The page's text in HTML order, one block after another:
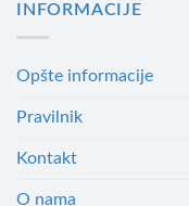
INFORMACIJE
Opšte informacije
Pravilnik
Kontakt
O nama